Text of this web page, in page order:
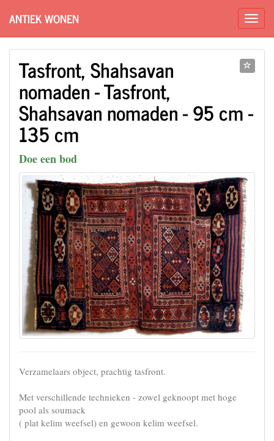
ANTIEK WONEN
Tasfront, Shahsavan
nomaden - Tasfront,
Shahsavan nomaden - 95 cm -
135 cm
Doe een bod
Verzamelaars object, prachtig tasfront.
Met verschillende technieken - zowel geknoopt met hoge
pool als soumack
( plat kelim weefsel) en gewoon kelim weefsel.